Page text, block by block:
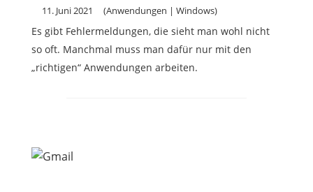
11. Juni 2021 (Anwendungen | Windows)
Es gibt Fehlermeldungen, die sieht man wohl nicht
so oft. Manchmal muss man dafür nur mit den
„richtigen“ Anwendungen arbeiten.